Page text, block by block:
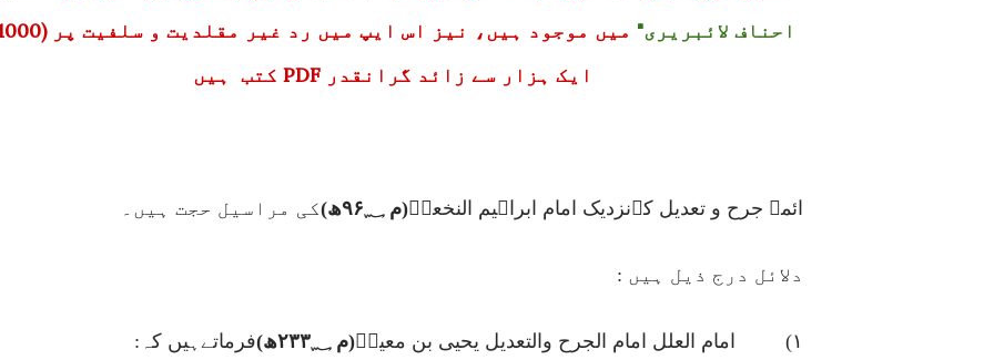
احناف لائبریری"
ایک ہزار سے زائد گرانقدر PDF کتب ہیں
ائمہ جرح و تعدیل کےنزدیک امام ابراہیم النخعیؒ(م ۹۶؁ ھ)کی مراسیل حجت ہیں۔
دلائل درج ذیل ہیں :
۱) امام العلل امام الجرح والتعدیل یحیی بن معینؒ(م۲۳۳؁ھ)فرماتےہیں کہ :